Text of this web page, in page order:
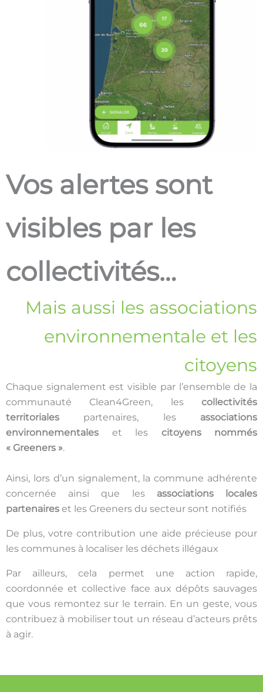
Vos alertes sont
visibles par les
collectivités…
Mais aussi les associations
environnementale et les
citoyens
Chaque signalement est visible par l’ensemble de la
communauté Clean4Green, les collectivités
territoriales partenaires, lesassociations
environnementales et les citoyens nommés
« Greeners ».
Ainsi, lors d’un signalement, la commune adhérente
concernée ainsi que les associations locales
partenaires et les Greeners du secteur sont notifiés
De plus, votre contribution une aide précieuse pour
les communes à localiser les déchets illégaux
Par ailleurs, cela permet une action rapide,
coordonnée et collective face aux dépôts sauvages
que vous remontez sur le terrain. En un geste, vous
contribuez à mobiliser tout un réseau d’acteurs prêts
à agir.